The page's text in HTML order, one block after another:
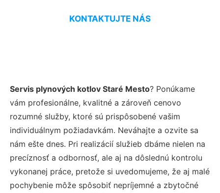
KONTAKTUJTE NÁS
Servis plynových kotlov Staré Mesto? Ponúkame
vám profesionálne, kvalitné a zároveň cenovo
rozumné služby, ktoré sú prispôsobené vašim
individuálnym požiadavkám. Neváhajte a ozvite sa
nám ešte dnes. Pri realizácií služieb dbáme nielen na
precíznosť a odbornosť, ale aj na dôslednú kontrolu
vykonanej práce, pretože si uvedomujeme, že aj malé
pochybenie môže spôsobiť nepríjemné a zbytočné